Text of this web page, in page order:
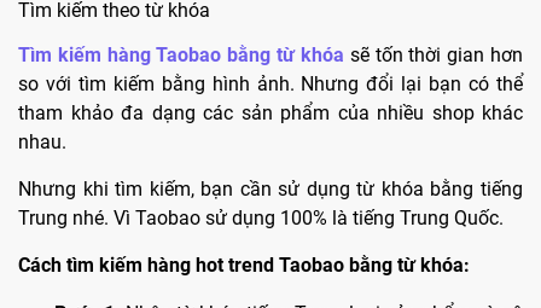
Tìm kiếm theo từ khóa
Tìm kiếm hàng Taobao bằng từ khóa sẽ tốn thời gian hơn
so với tìm kiếm bằng hình ảnh. Nhưng đổi lại bạn có thể
tham khảo đa dạng các sản phẩm của nhiều shop khác
nhau.
Nhưng khi tìm kiếm, bạn cần sử dụng từ khóa bằng tiếng
Trung nhé. Vì Taobao sử dụng 100% là tiếng Trung Quốc.
Cách tìm kiếm hàng hot trend Taobao bằng từ khóa: